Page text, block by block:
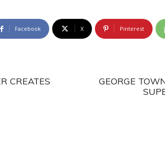
Facebook X Pinterest
CREATES
GEORGE